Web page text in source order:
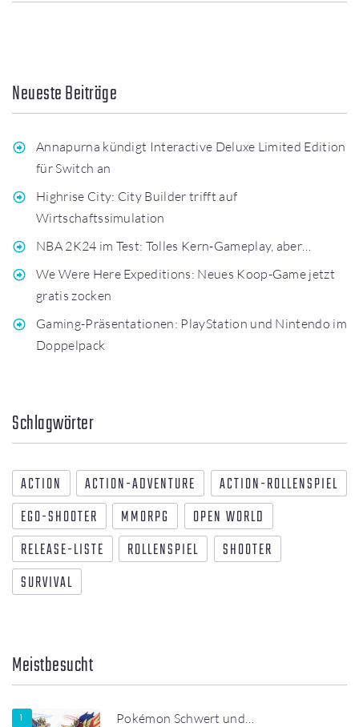
Neueste Beiträge
Annapurna kündigt Interactive Deluxe Limited Edition
für Switch an
Highrise City: City Builder trifft auf
Wirtschaftssimulation
NBA 2K24 im Test: Tolles Kern-Gameplay, aber…
We Were Here Expeditions: Neues Koop-Game jetzt
gratis zocken
Gaming-Präsentationen: PlayStation und Nintendo im
Doppelpack
Schlagwörter
ACTION ACTION-ADVENTURE
ACTION-ROLLENSPIEL
EGO-SHOOTER
MMORPG
OPEN WORLD
RELEASE-LISTE
ROLLENSPIEL
SHOOTER
SURVIVAL
Meistbesucht
Pokémon Schwert und…